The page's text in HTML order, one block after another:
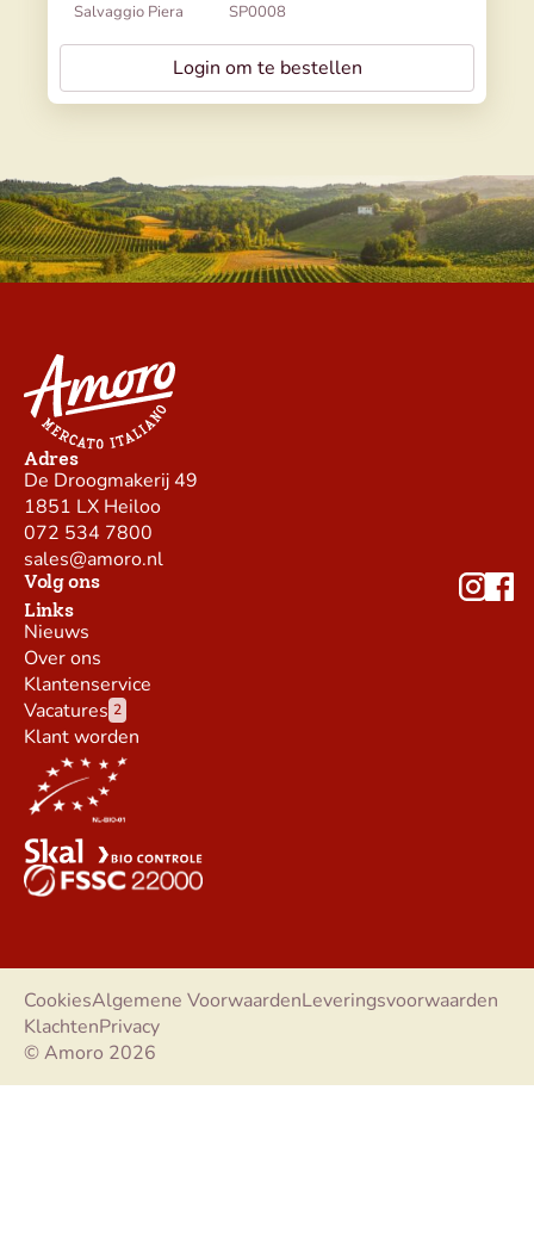
Salvaggio Piera
SP0008
Login om te bestellen
Adres
De Droogmakerij 49
1851 LX Heiloo
072 534 7800
sales@amoro.nl
Volg ons
Links
Nieuws
Over ons
Klantenservice
Vacatures 2
Klant worden
© Amoro 2026
CookiesAlgemene VoorwaardenLeveringsvoorwaarden
KlachtenPrivacy